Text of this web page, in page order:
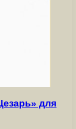
для